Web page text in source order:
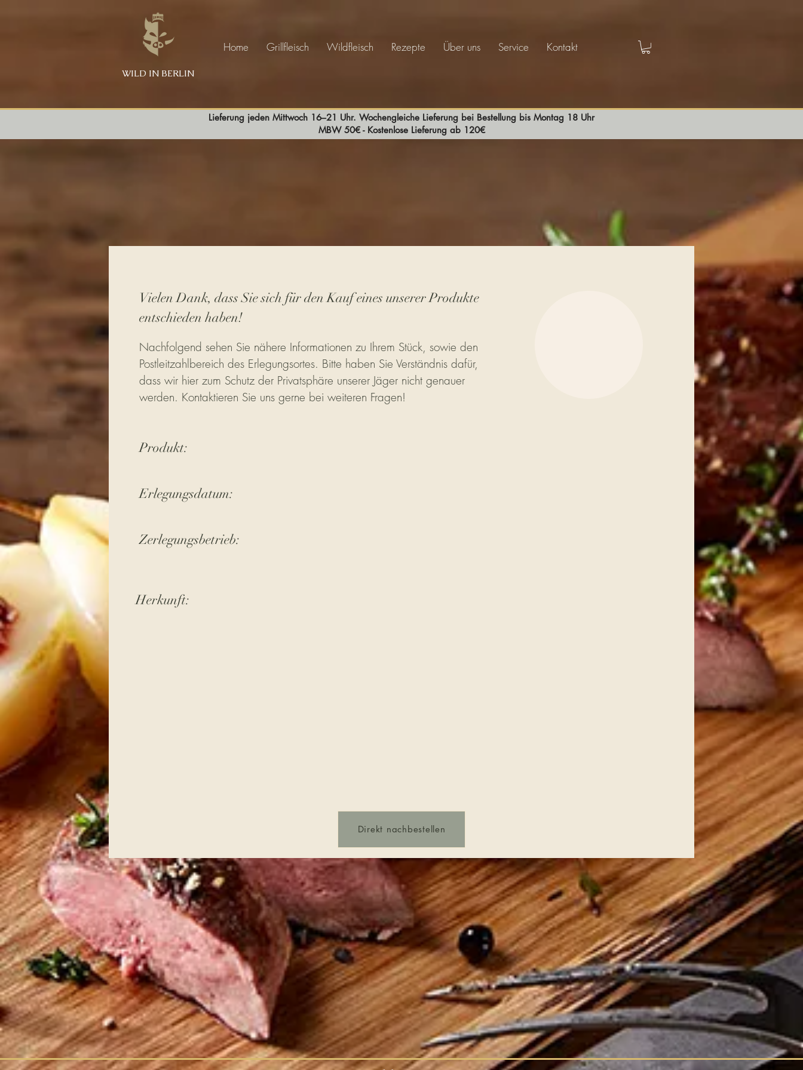
Home Grillfleisch Wildfleisch Rezepte Über uns Service Kontakt
WILD IN BERLIN
Lieferung jeden Mittwoch 16–21 Uhr. Wochengleiche Lieferung bei Bestellung bis Montag 18 Uhr
MBW 50€ - Kostenlose Lieferung ab 120€
Vielen Dank, dass Sie sich für den Kauf eines unserer Produkte
entschieden haben!
Nachfolgend sehen Sie nähere Informationen zu Ihrem Stück, sowie den
Postleitzahlbereich des Erlegungsortes. Bitte haben Sie Verständnis dafür,
dass wir hier zum Schutz der Privatsphäre unserer Jäger nicht genauer
werden. Kontaktieren Sie uns gerne bei weiteren Fragen!
Produkt:
Erlegungsdatum:
Zerlegungsbetrieb:
Herkunft:
Direkt nachbestellen